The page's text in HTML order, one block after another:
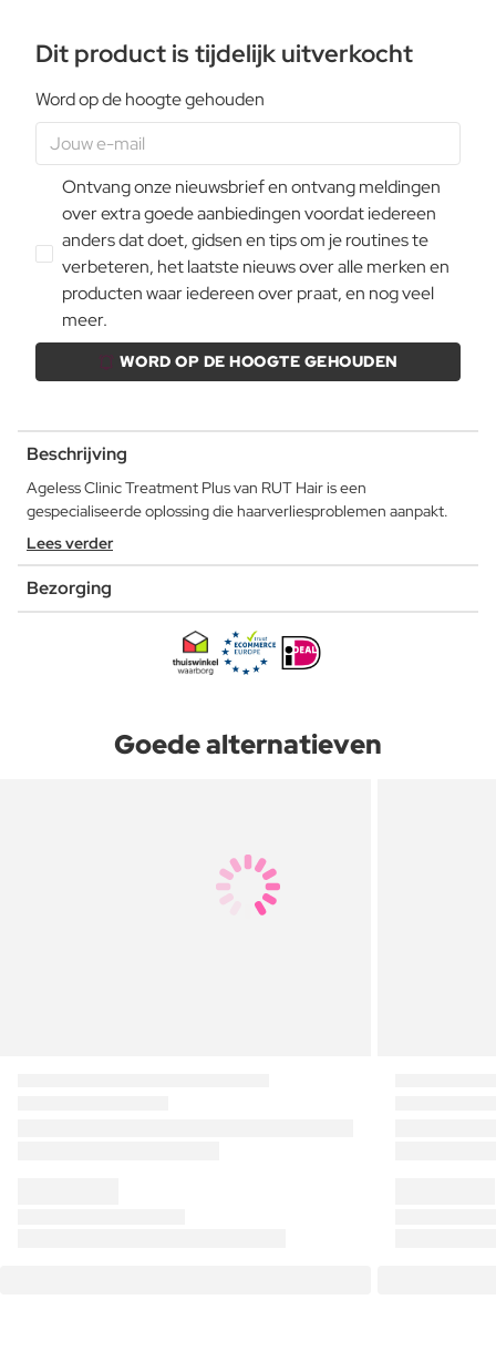
Dit product is tijdelijk uitverkocht
Word op de hoogte gehouden
Ontvang onze nieuwsbrief en ontvang meldingen
over extra goede aanbiedingen voordat iedereen
anders dat doet, gidsen en tips om je routines te
verbeteren, het laatste nieuws over alle merken en
producten waar iedereen over praat, en nog veel
meer.
WORD OP DE HOOGTE GEHOUDEN
Beschrijving
Ageless Clinic Treatment Plus van RUT Hair is een
gespecialiseerde oplossing die haarverliesproblemen aanpakt.
Lees verder
Bezorging
Goede alternatieven